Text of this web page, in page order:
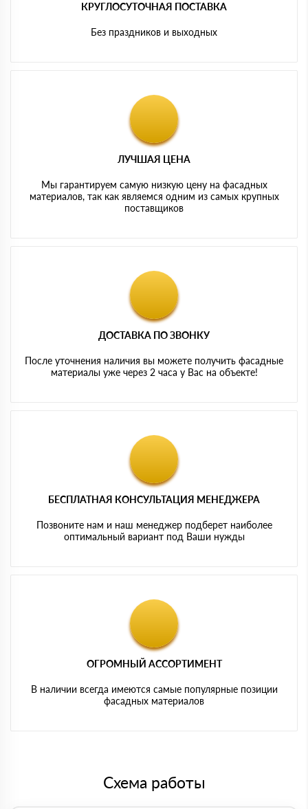
КРУГЛОСУТОЧНАЯ ПОСТАВКА
Без праздников и выходных
ЛУЧШАЯ ЦЕНА
Мы гарантируем самую низкую цену на фасадных
материалов, так как являемся одним из самых крупных
поставщиков
ДОСТАВКА ПО ЗВОНКУ
После уточнения наличия вы можете получить фасадные
материалы уже через 2 часа у Вас на объекте!
БЕСПЛАТНАЯ КОНСУЛЬТАЦИЯ МЕНЕДЖЕРА
Позвоните нам и наш менеджер подберет наиболее
оптимальный вариант под Ваши нужды
ОГРОМНЫЙ АССОРТИМЕНТ
В наличии всегда имеются самые популярные позиции
фасадных материалов
Схема работы